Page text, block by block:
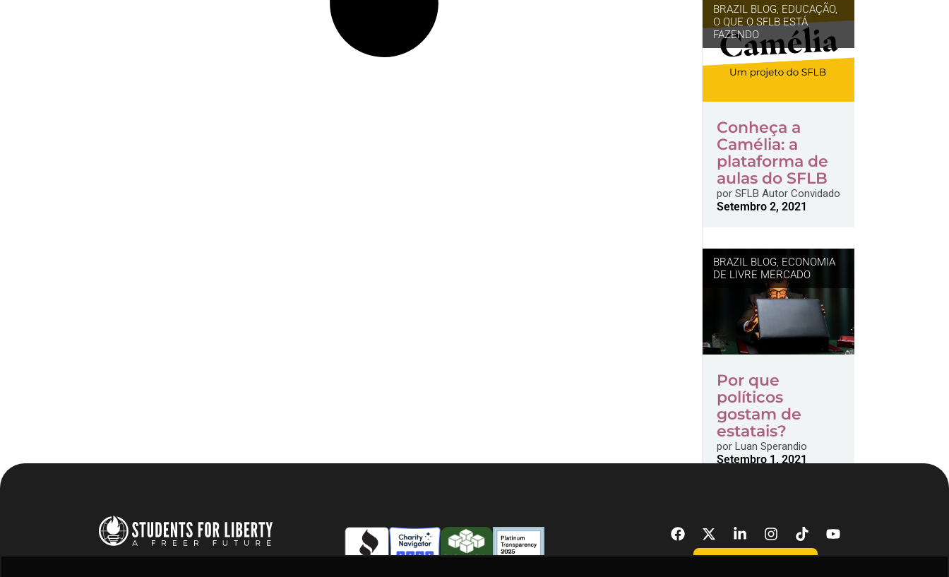
BRAZIL BLOG, EDUCAÇÃO,
O QUE O SFLB ESTÁ
FAZENDO
Conheça a
Camélia: a
plataforma de
aulas do SFLB
porSFLB Autor Convidado
Setembro 2, 2021
BRAZIL BLOG, ECONOMIA
DE LIVRE MERCADO
Por que
políticos
gostam de
estatais?
porLuan Sperandio
Setembro 1, 2021